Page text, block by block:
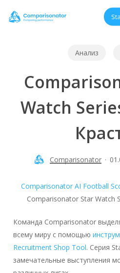
Анализ
Watch
Comparisonator
Comparisonator AI Football
Comparisonator Star Watch
Команда Comparisonator
всему миру с помощью
Recruitment Shop Tool. Серия
замечательные выступления